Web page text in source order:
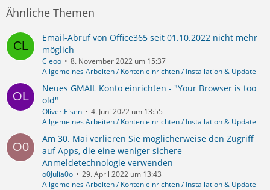
Ähnliche Themen
Email-Abruf von Office365 seit 01.10.2022 nicht mehr
möglich
Cleoo
8. November 2022 um 15:37
Allgemeines Arbeiten / Konten einrichten / Installation & Update
Neues GMAIL Konto einrichten - "Your Browser is too
old"
Oliver.Eisen
4. Juni 2022 um 13:55
Allgemeines Arbeiten / Konten einrichten / Installation & Update
Am 30. Mai verlieren Sie möglicherweise den Zugriff
auf Apps, die eine weniger sichere
Anmeldetechnologie verwenden
o0Julia0o
29. April 2022 um 13:43
Allgemeines Arbeiten / Konten einrichten / Installation & Update